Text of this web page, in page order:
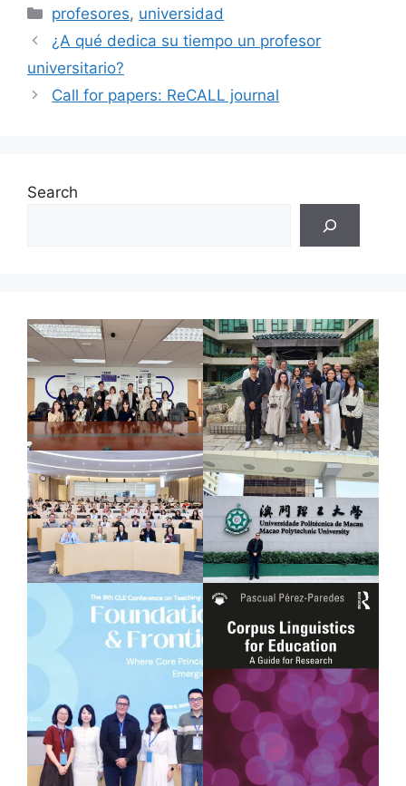
Categories
profesores, universidad
¿A qué dedica su tiempo un profesor
universitario?
Call for papers: ReCALL journal
Search